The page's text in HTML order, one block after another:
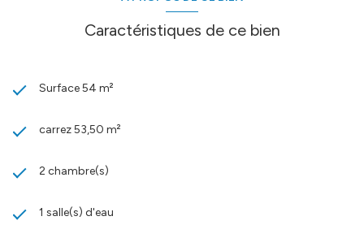
quote-part du budget prévisionnel vendeur) : 130 €. Honoraires
charge vendeur CIF GRENOBLE GRESIVAUDAN - Lucie RIONDEL -
gresivaudan.com (réf. 13523)
Les informations sur les risques auxquels ce bien est exposé sont
Caractéristiques de ce bien
Surface 54 m²
carrez 53,50 m²
2 chambre(s)
1 salle(s) d'eau